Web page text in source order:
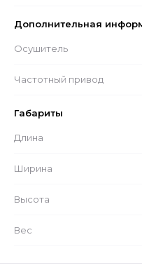
Дополнительная
Осушитель
Частотный привод
Габариты
Длина
Ширина
Высота
Вес